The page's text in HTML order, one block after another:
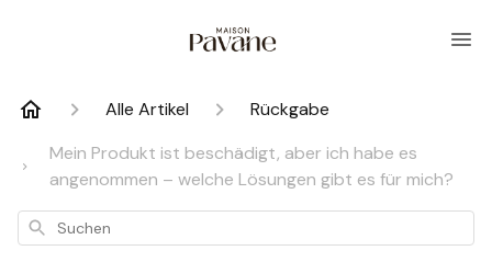
Alle Artikel
Rückgabe
Mein Produkt ist beschädigt, aber ich habe es
angenommen – welche Lösungen gibt es für mich?
Suchen